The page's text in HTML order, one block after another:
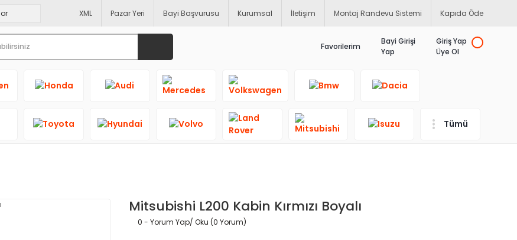
XML Pazar Yeri Bayi Başvurusu Kurumsal İletişim Montaj Randevu Sistemi Kapıda Öde
Favorilerim
Bayi Girişi
Yap
Giriş Yap
Üye Ol
Tümü
Mitsubishi L200 Kabin Kırmızı Boyalı
0 - Yorum Yap/ Oku (0 Yorum)